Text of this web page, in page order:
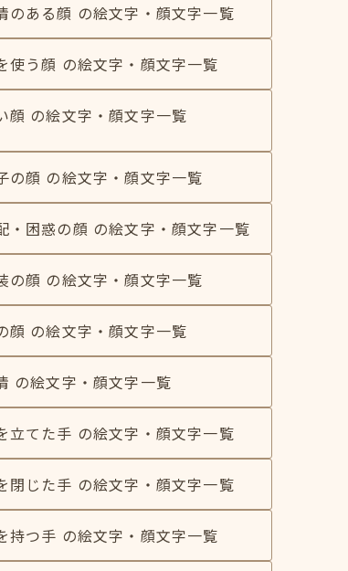
のある顔 の絵文字・顔文字一覧
使う顔 の絵文字・顔文字一覧
顔 の絵文字・顔文字一覧
の顔 の絵文字・顔文字一覧
・困惑の顔 の絵文字・顔文字一覧
の顔 の絵文字・顔文字一覧
顔 の絵文字・顔文字一覧
の絵文字・顔文字一覧
立てた手 の絵文字・顔文字一覧
閉じた手 の絵文字・顔文字一覧
持つ手 の絵文字・顔文字一覧